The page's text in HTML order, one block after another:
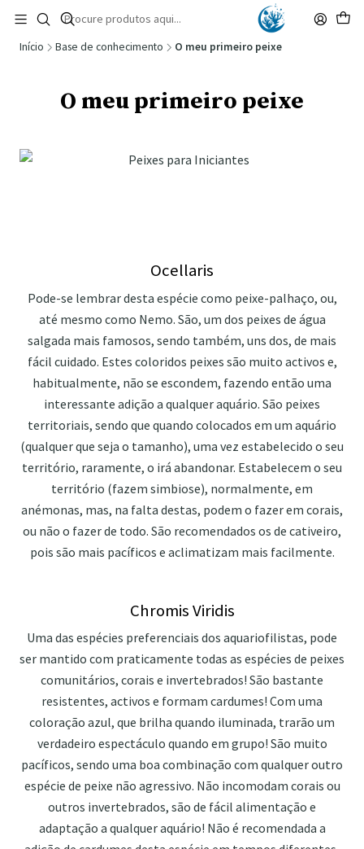
🚚 Portugal Continental: Portes Grátis desde 149,90€ (Envio extresso: 14,90€)
Ler mais
Início Base de conhecimento O meu primeiro peixe
O meu primeiro peixe
Ocellaris
Pode-se lembrar desta espécie como peixe-palhaço, ou,
até mesmo como Nemo. São, um dos peixes de água
salgada mais famosos, sendo também, uns dos, de mais
fácil cuidado. Estes coloridos peixes são muito activos e,
habitualmente, não se escondem, fazendo então uma
interessante adição a qualquer aquário. São peixes
territoriais, sendo que quando colocados em um aquário
(qualquer que seja o tamanho), uma vez estabelecido o seu
território, raramente, o irá abandonar. Estabelecem o seu
território (fazem simbiose), normalmente, em
anémonas, mas, na falta destas, podem o fazer em corais,
ou não o fazer de todo. São recomendados os de cativeiro,
pois são mais pacíficos e aclimatizam mais facilmente.
Chromis Viridis
Uma das espécies preferenciais dos aquariofilistas, pode
ser mantido com praticamente todas as espécies de peixes
comunitários, corais e invertebrados! São bastante
resistentes, activos e formam cardumes! Com uma
coloração azul, que brilha quando iluminada, trarão um
verdadeiro espectáculo quando em grupo! São muito
pacíficos, sendo uma boa combinação com qualquer outro
espécie de peixe não agressivo. Não incomodam corais ou
outros invertebrados, são de fácil alimentação e
adaptação a qualquer aquário! Não é recomendada a